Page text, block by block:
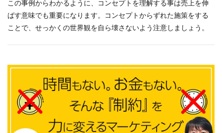
この事例からわかるように、コンセプトを理解する事は売上を伸
ばす意味でも重要になります。コンセプトからずれた施策をする
ことで、せっかくの世界観を自ら壊さないよう注意しましょう。